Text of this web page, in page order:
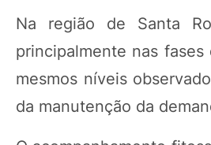
Na região de Santa
principalmente nas
mesmos níveis
da manutenção da